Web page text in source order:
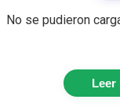
No se pudieron
Leer